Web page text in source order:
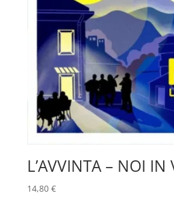
L’AVVINTA – NOI IN
14,80 €